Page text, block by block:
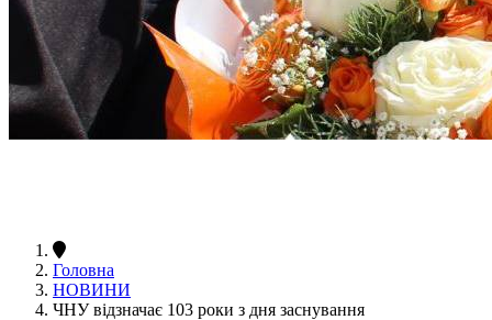
Головна
НОВИНИ
ЧНУ відзначає 103 роки з дня заснування